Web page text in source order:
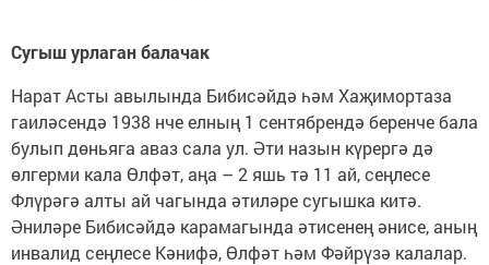
Сугыш урлаган балачак
Нарат Асты авылында Бибисәйдә һәм Хаҗимортаза
гаиләсендә 1938 нче елның 1 сентябрендә беренче бала
булып дөньяга аваз сала ул. Әти назын күрергә дә
өлгерми кала Өлфәт, аңа – 2 яшь тә 11 ай, сеңлесе
Флүрәгә алты ай чагында әтиләре сугышка китә.
Әниләре Бибисәйдә карамагында әтисенең әнисе, аның
инвалид сеңлесе Кәнифә, Өлфәт һәм Фәйрүзә калалар.